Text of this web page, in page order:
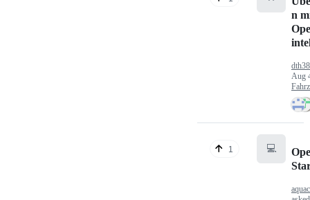
n
Aug
1 💻